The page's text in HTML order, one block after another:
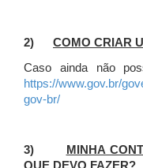
2) COMO CRIAR
Caso ainda não
https://www.gov.br/
gov-br/
3)
MINHA